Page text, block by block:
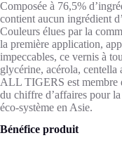
Composée à 76,5%
contient aucun ingrédient
Couleurs élues par la
la première application,
impeccables, ce vernis à
glycérine, acérola, centella
ALL TIGERS est
du chiffre d’affaires pour
éco-système en Asie.
Bénéfice produit